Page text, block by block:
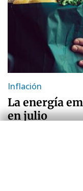
Inflación
La energía
en julio